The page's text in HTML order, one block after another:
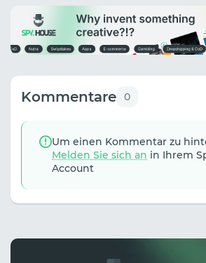
Kommentare 0
Um einen Kommentar zu
Melden Sie sich an in Ihrem
Account